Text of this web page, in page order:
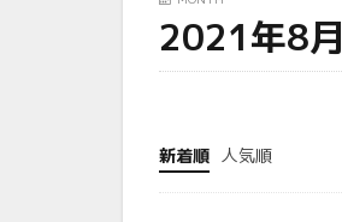
2021年8月
新着順 人気順